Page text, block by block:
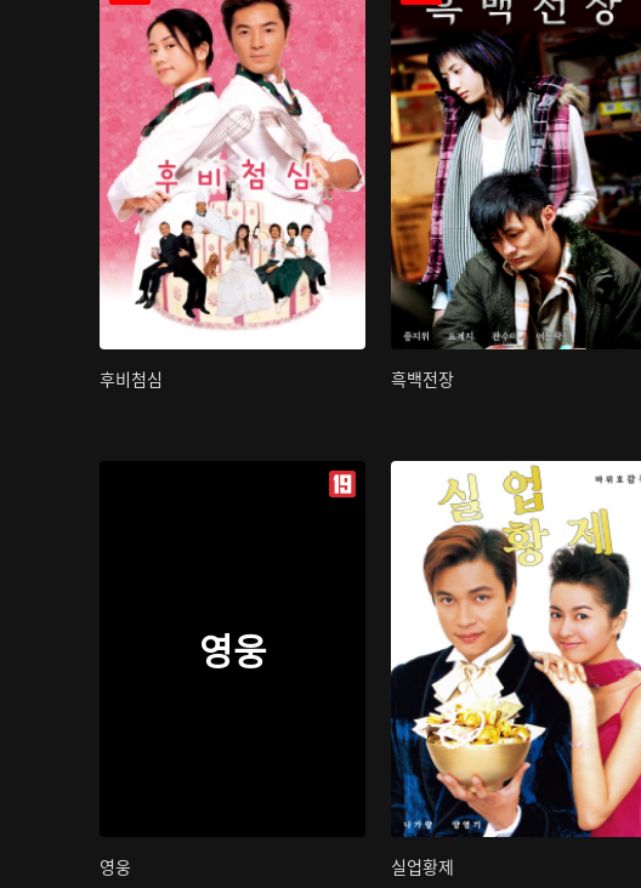
후비첨심 흑백전장
영웅
영웅 실업황제